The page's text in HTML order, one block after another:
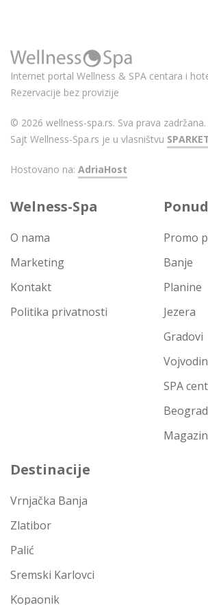
Internet portal Wellness & SPA centara i
Rezervacije bez provizije
© 2026 wellness-spa.rs. Sva prava zadržana.
Sajt Wellness-Spa.rs je u vlasništvu
Hostovano na: AdriaHost
Welness-Spa
O nama
Marketing
Kontakt
Politika privatnosti
Promo
Banje
Planine
Jezera
Gradovi
SPA
Magazin
Destinacije
Vrnjačka Banja
Zlatibor
Palić
Sremski Karlovci
Kopaonik